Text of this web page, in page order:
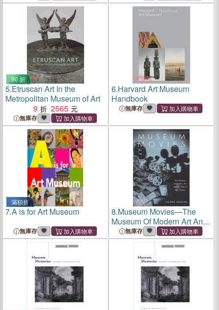
90 折
5.Etruscan Art In the
Metropolitan Museum of Art
9
2565
無庫存
6.Harvard Art Museum
Handbook
無庫存
滿額折
7.A is for Art Museum
無庫存
8.Museum Movies—The
Museum Of Modern Art And
The Birth Of Art Cinema
無庫存